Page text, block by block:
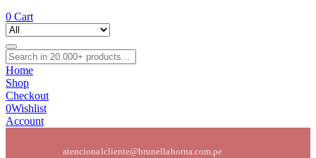
0 Cart
Home
Shop
Checkout
0Wishlist
Account
atencionalcliente@brunellahorna.com.pe